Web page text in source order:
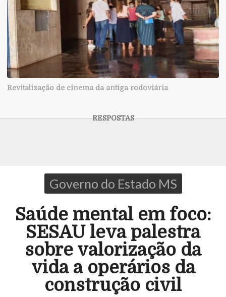
Revitalização de cinema da antiga rodoviária
Governo do Estado MS
Saúde mental em foco:
SESAU leva palestra
sobre valorização da
vida a operários da
construção civil